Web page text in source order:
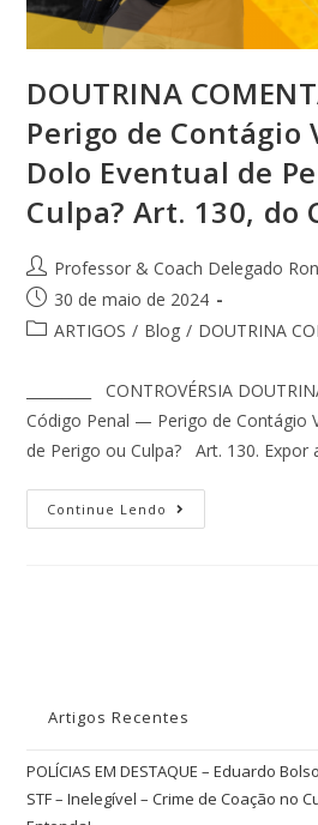
DOUTRINA
Perigo de Contágio
Dolo Eventual de
Culpa? Art. 130, do
Professor & Coach Delegado
30 de maio de 2024
ARTIGOS / Blog / DOUTRINA
_________ CONTROVÉRSIA
Código Penal — Perigo de Contágio
de Perigo ou Culpa? Art. 130.
Continue Lendo
Artigos Recentes
POLÍCIAS EM DESTAQUE – Eduardo
STF – Inelegível – Crime de Coação no